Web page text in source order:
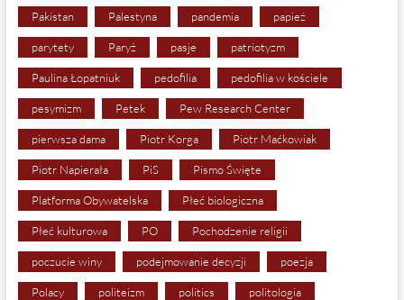
Pakistan Palestyna pandemia papież
parytety Paryż pasje patriotyzm
Paulina Łopatniuk pedofilia pedofilia w kościele
pesymizm Petek Pew Research Center
pierwsza dama Piotr Korga Piotr Maćkowiak
Piotr Napierała PiS Pismo Święte
Platforma Obywatelska Płeć biologiczna
Płeć kulturowa PO Pochodzenie religii
poczucie winy podejmowanie decyzji poezja
Polacy politeizm politics politologia